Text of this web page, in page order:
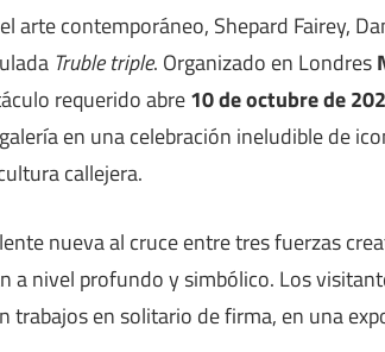
arte contemporáneo, Shepard Fairey,
Truble triple. Organizado en Londres
requerido abre10 de octubre de
en una celebración ineludible de
callejera.
nueva al cruce entre tres fuerzas
a nivel profundo y simbólico. Los
en solitario de firma, en una